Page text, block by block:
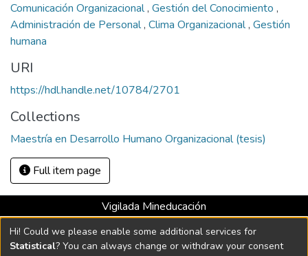
Comunicación Organizacional, Gestión del Conocimiento ,
Administración de Personal, Clima Organizacional, Gestión
humana
URI
https://hdl.handle.net/10784/2701
Collections
Maestría en Desarrollo Humano Organizacional (tesis)
Full item page
Vigilada Mineducación
Universidad con Acreditación Institucional hasta 2026 -
Resolución MEN 2158 de 2018
Hi! Could we please enable some additional services for
Statistical? You can always change or withdraw your consent